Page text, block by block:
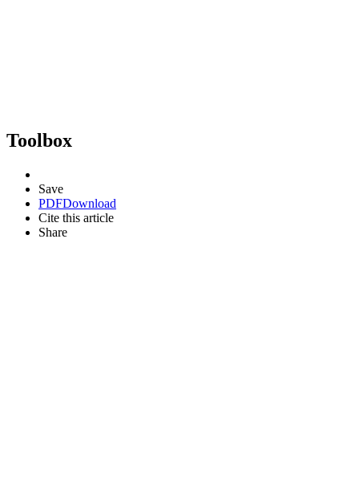
Toolbox
Save
PDFDownload
Cite this article
Share